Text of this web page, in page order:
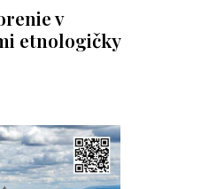
v
etnologičky